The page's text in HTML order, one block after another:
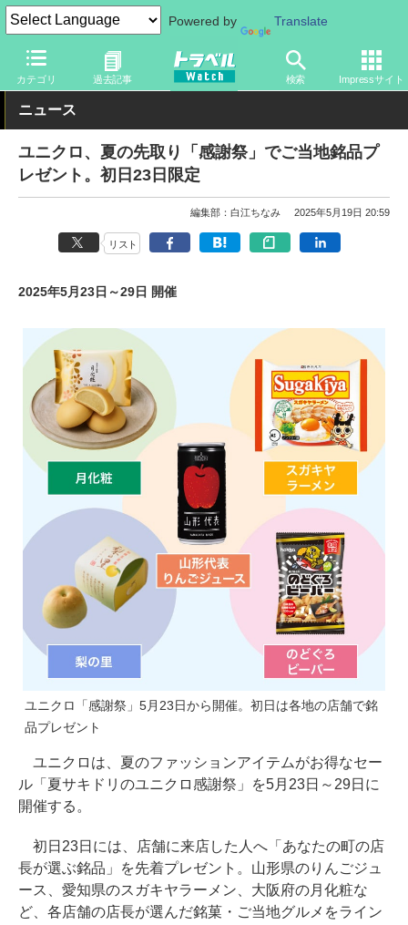
Powered by Translate
カテゴリ 過去記事 検索 Impressサイト
トラベル Watch 旅のアイテム 旅行グッズ 衣類
ニュース
ユニクロ、夏の先取り「感謝祭」でご当地銘品プ
レゼント。初日23日限定
編集部：白江ちなみ 2025年5月19日 20:59
リスト
2025年5月23日～29日 開催
ユニクロ「感謝祭」5月23日から開催。初日は各地の店舗で銘
品プレゼント
ユニクロは、夏のファッションアイテムがお得なセー
ル「夏サキドリのユニクロ感謝祭」を5月23日～29日に
開催する。
初日23日には、店舗に来店した人へ「あなたの町の店
長が選ぶ銘品」を先着プレゼント。山形県のりんごジュ
ース、愛知県のスガキヤラーメン、大阪府の月化粧な
ど、各店舗の店長が選んだ銘菓・ご当地グルメをライン